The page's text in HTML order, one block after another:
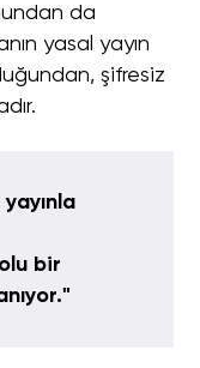
da
yasal yayın
şifresiz
bir